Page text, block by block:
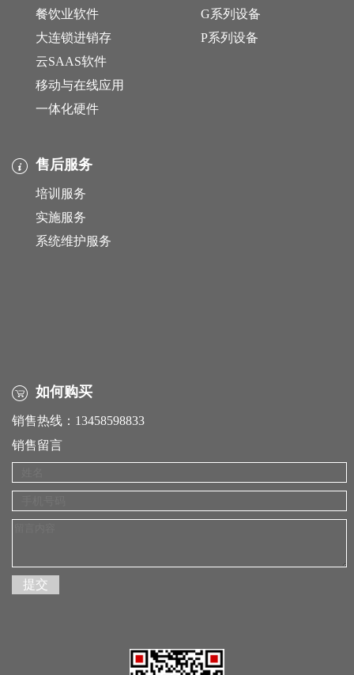
餐饮业软件
大连锁进销存
云SAAS软件
移动与在线应用
一体化硬件
G系列设备
P系列设备
售后服务
培训服务
实施服务
系统维护服务
如何购买
销售热线：13458598833
销售留言